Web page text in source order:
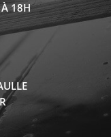
À 18H